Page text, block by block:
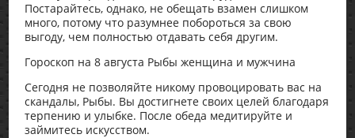
Постарайтесь, однако, не обещать взамен слишком
много, потому что разумнее побороться за свою
выгоду, чем полностью отдавать себя другим.
Гороскоп на 8 августа Рыбы женщина и мужчина
Сегодня не позволяйте никому провоцировать вас на
скандалы, Рыбы. Вы достигнете своих целей благодаря
терпению и улыбке. После обеда медитируйте и
займитесь искусством.